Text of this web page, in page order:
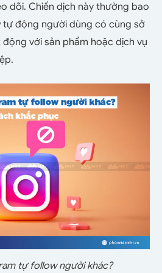
dõi. Chiến dịch này thường bao
tự động người dùng có cùng sở
với sản phẩm hoặc dịch vụ
tự follow người khác?